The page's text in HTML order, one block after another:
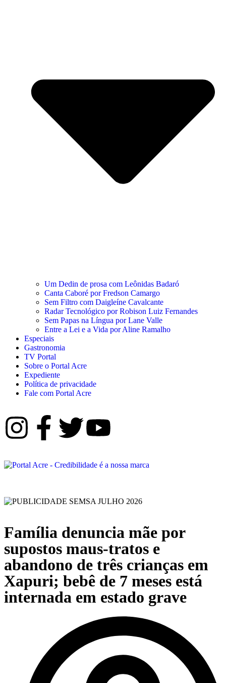
Um Dedin de prosa com Leônidas Badaró
Canta Caboré por Fredson Camargo
Sem Filtro com Daigleíne Cavalcante
Radar Tecnológico por Robison Luiz Fernandes
Sem Papas na Língua por Lane Valle
Entre a Lei e a Vida por Aline Ramalho
Especiais
Gastronomia
TV Portal
Sobre o Portal Acre
Expediente
Política de privacidade
Fale com Portal Acre
Família denuncia mãe por
supostos maus-tratos e
abandono de três crianças em
Xapuri; bebê de 7 meses está
internada em estado grave